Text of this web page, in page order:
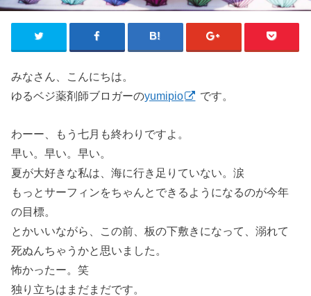
みなさん、こんにちは。
ゆるベジ薬剤師ブロガーのyumipio です。
わーー、もう七月も終わりですよ。
早い。早い。早い。
夏が大好きな私は、海に行き足りていない。涙
もっとサーフィンをちゃんとできるようになるのが今年
の目標。
とかいいながら、この前、板の下敷きになって、溺れて
死ぬんちゃうかと思いました。
怖かったー。笑
独り立ちはまだまだです。